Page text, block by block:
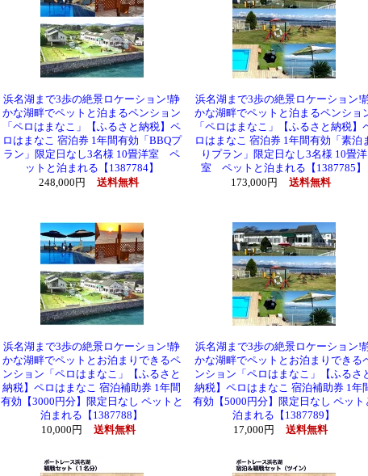
浜名湖まで3歩の絶景ロケーション!静
かな湖畔でペットと泊まるペンション
「ペロはまなこ」【ふるさと納税】ペ
ロはまなこ 宿泊券 1年間有効「BBQプ
ラン」限定日なし3名様 10畳洋室 ペ
ットと泊まれる【1387784】
248,000円
送料無料
浜名湖まで3歩の絶景ロケーション!
かな湖畔でペットと泊まるペンショ
「ペロはまなこ」【ふるさと納税】
ロはまなこ 宿泊券 1年間有効「素泊
りプラン」限定日なし3名様 10畳洋
室 ペットと泊まれる【1387785】
173,000円
送料無料
浜名湖まで3歩の絶景ロケーション!静
かな湖畔でペットとお泊まりできるペ
ンション「ペロはまなこ」【ふるさと
納税】ペロはまなこ 宿泊補助券 1年間
有効【3000円分】限定日なし ペットと
泊まれる【1387788】
10,000円
送料無料
浜名湖まで3歩の絶景ロケーション!
かな湖畔でペットとお泊まりできる
ンション「ペロはまなこ」【ふるさ
納税】ペロはまなこ 宿泊補助券 1年
有効【5000円分】限定日なし ペット
泊まれる【1387789】
17,000円
送料無料